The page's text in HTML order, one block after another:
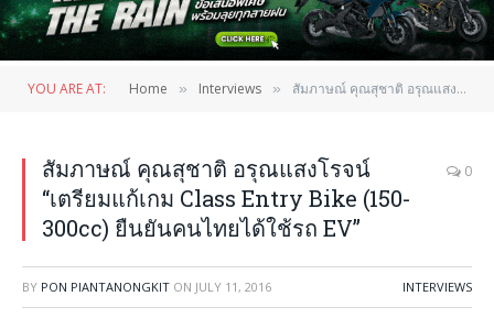
YOU ARE AT: Home » Interviews » สัมภาษณ์ คุณสุชาติ อรุณแสงโรจน์ “เตรียมแก้เกม Class Entry Bike (150-300cc) ยืนยันคนไทยได้ใช้รถ EV”
สัมภาษณ์ คุณสุชาติ อรุณแสงโรจน์
“เตรียมแก้เกม Class Entry Bike (150-
300cc) ยืนยันคนไทยได้ใช้รถ EV”
0
BY PON PIANTANONGKIT ON JULY 11, 2016 INTERVIEWS